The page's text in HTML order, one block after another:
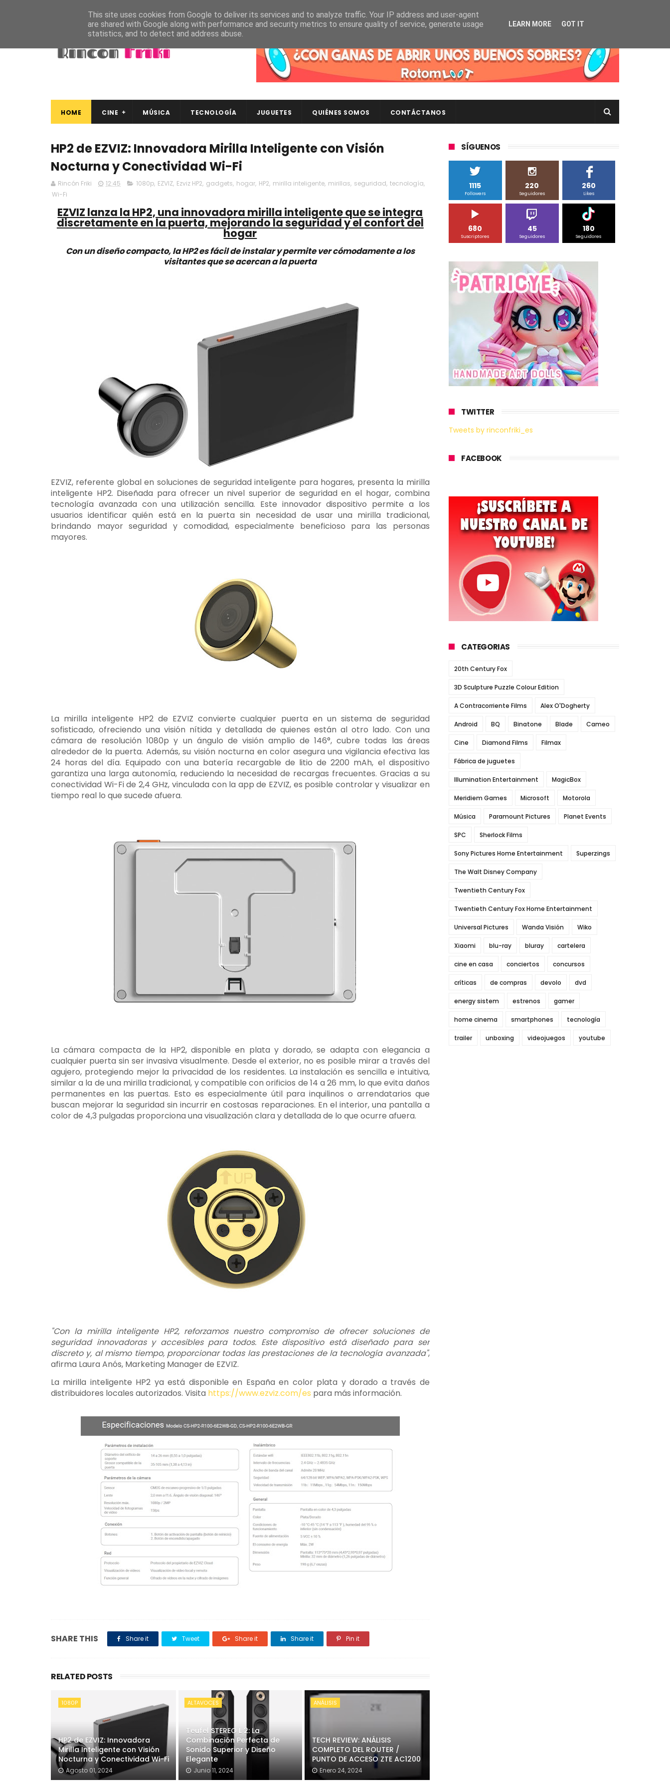
HOME CINE MÚSICA TECNOLOGÍA JUGUETES QUIÉNES SOMOS CONTÁCTANOS
HP2 de EZVIZ: Innovadora Mirilla Inteligente con Visión
Nocturna y Conectividad Wi-Fi
Rincón Friki 12:45 1080p, EZVIZ, Ezviz HP2, gadgets, hogar, HP2, mirilla inteligente, mirillas, seguridad, tecnología,
Wi-Fi
EZVIZ lanza la HP2, una innovadora mirilla inteligente que se integra
discretamente en la puerta, mejorando la seguridad y el confort del
hogar
Con un diseño compacto, la HP2 es fácil de instalar y permite ver cómodamente a los
visitantes que se acercan a la puerta
EZVIZ, referente global en soluciones de seguridad inteligente para hogares, presenta la mirilla
inteligente HP2. Diseñada para ofrecer un nivel superior de seguridad en el hogar, combina
tecnología avanzada con una utilización sencilla. Este innovador dispositivo permite a los
usuarios identificar quién está en la puerta sin necesidad de usar una mirilla tradicional,
brindando mayor seguridad y comodidad, especialmente beneficioso para las personas
mayores.
La mirilla inteligente HP2 de EZVIZ convierte cualquier puerta en un sistema de seguridad
sofisticado, ofreciendo una visión nítida y detallada de quienes están al otro lado. Con una
cámara de resolución 1080p y un ángulo de visión amplio de 146°, cubre todas las áreas
alrededor de la puerta. Además, su visión nocturna en color asegura una vigilancia efectiva las
24 horas del día. Equipado con una batería recargable de litio de 2200 mAh, el dispositivo
garantiza una larga autonomía, reduciendo la necesidad de recargas frecuentes. Gracias a su
conectividad Wi-Fi de 2,4 GHz, vinculada con la app de EZVIZ, es posible controlar y visualizar en
tiempo real lo que sucede afuera.
La cámara compacta de la HP2, disponible en plata y dorado, se adapta con elegancia a
cualquier puerta sin ser invasiva visualmente. Desde el exterior, no es posible mirar a través del
agujero, protegiendo mejor la privacidad de los residentes. La instalación es sencilla e intuitiva,
similar a la de una mirilla tradicional, y compatible con orificios de 14 a 26 mm, lo que evita daños
permanentes en las puertas. Esto es especialmente útil para inquilinos o arrendatarios que
buscan mejorar la seguridad sin incurrir en costosas reparaciones. En el interior, una pantalla a
color de 4,3 pulgadas proporciona una visualización clara y detallada de lo que ocurre afuera.
"Con la mirilla inteligente HP2, reforzamos nuestro compromiso de ofrecer soluciones de
seguridad innovadoras y accesibles para todos. Este dispositivo está diseñado para ser
discreto y, al mismo tiempo, proporcionar todas las prestaciones de la tecnología avanzada",
afirma Laura Anós, Marketing Manager de EZVIZ.
La mirilla inteligente HP2 ya está disponible en España en color plata y dorado a través de
distribuidores locales autorizados. Visita https://www.ezviz.com/es para más información.
SHARE THIS Share it Tweet Share it Share it Pin it
RELATED POSTS
1080P
HP2 de EZVIZ: Innovadora
Mirilla Inteligente con Visión
Nocturna y Conectividad Wi-Fi
Agosto 01, 2024
ALTAVOCES
Teufel STEREO L 2: La
Combinación Perfecta de
Sonido Superior y Diseño
Elegante
Junio 11, 2024
ANÁLISIS
TECH REVIEW: ANÁLISIS
COMPLETO DEL ROUTER /
PUNTO DE ACCESO ZTE AC1200
Enero 24, 2024
SÍGUENOS
1115
Followers
220
Seguidores
260
Likes
680
Suscriptores
45
Seguidores
180
Seguidores
TWITTER
Tweets by rinconfriki_es
FACEBOOK
CATEGORIAS
20th Century Fox
3D Sculpture Puzzle Colour Edition
A Contracorriente Films Alex O'Dogherty
Android BQ Binatone Blade Cameo
Cine Diamond Films Filmax
Fábrica de juguetes
Illumination Entertainment MagicBox
Meridiem Games Microsoft Motorola
Música Paramount Pictures Planet Events
SPC Sherlock Films
Sony Pictures Home Entertainment Superzings
The Walt Disney Company
Twentieth Century Fox
Twentieth Century Fox Home Entertainment
Universal Pictures Wanda Visión Wiko
Xiaomi blu-ray bluray cartelera
cine en casa conciertos concursos
críticas de compras devolo dvd
energy sistem estrenos gamer
home cinema smartphones tecnología
trailer unboxing videojuegos youtube
This site uses cookies from Google to deliver its services and to analyze traffic. Your IP address and user-agent
are shared with Google along with performance and security metrics to ensure quality of service, generate usage
statistics, and to detect and address abuse.
LEARN MORE GOT IT